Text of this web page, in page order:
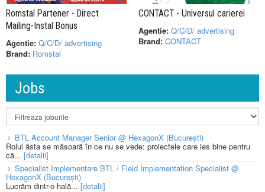
Romstal Partener - Direct
Mailing-Instal Bonus
Agentie: Q/C/D/ advertising
Brand: Romstal
CONTACT - Universul carierei
Agentie: Q/C/D/ advertising
Brand: CONTACT
Jobs
BTL Account Manager Senior @ HexagonX (București)
Rolul ăsta se măsoară în ce nu se vede: proiectele care ies bine pentru
că... [detalii]
Specialist Implementare BTL / Field Implementation Specialist @
HexagonX (București)
Lucrăm dintr-o hală...[detalii]